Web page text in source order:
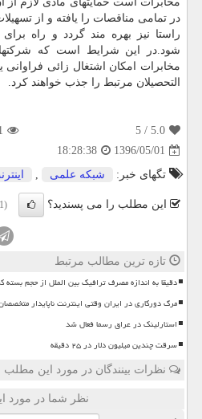
در تمامی مناقصات را یافته و از
راستا نیز بهره مند گردد و راه
شود.در این شرایط است كه
مخابرات امكان اشتغال زائی فراوانی
التحصیلان مرتبط را جذب خواهند كرد.
5.0
/ 5
1396/05/01
18:28:38
تگهای خبر:
شبكه علمی ,
این مطلب را می پسندید؟ (1)
تازه ترین مطالب مرتبط
دقیقا به اندازه مصرف ترافیک بین الملل از حجم
مرگ دورکاری در ایران وقتی اینترنت ناپایدار
استارلینک در عراق رسما فعال شد
سرقت چندین میلیون دلار در ۲۵ دقیقه
نظرات بینندگان در مورد این مطلب
نظر شما در مورد